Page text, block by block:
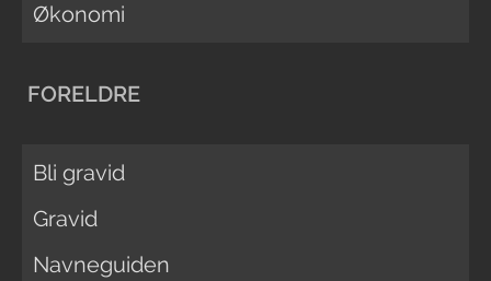
Økonomi
FORELDRE
Bli gravid
Gravid
Navneguiden